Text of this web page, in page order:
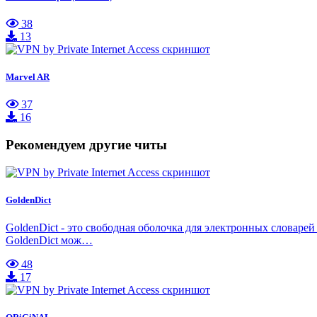
38
13
Marvel AR
37
16
Рекомендуем другие читы
GoldenDict
GoldenDict - это свободная оболочка для электронных
GoldenDict мож…
48
17